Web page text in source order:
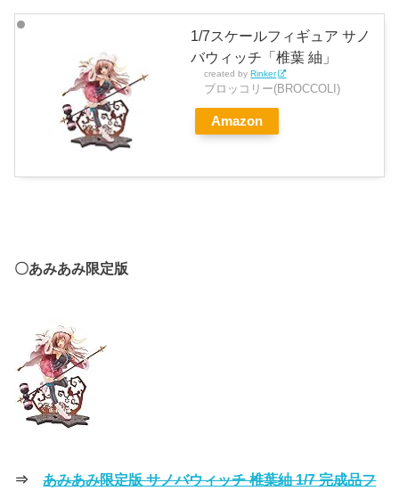
1/7スケールフィギュア サノ
バウィッチ「椎葉 紬」
created byRinker
ブロッコリー(BROCCOLI)
Amazon
〇あみあみ限定版
⇒あみあみ限定版 サノバウィッチ 椎葉紬 1/7 完成品フ